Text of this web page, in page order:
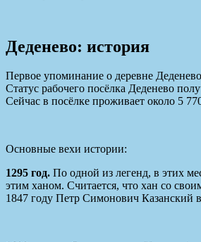
Деденево: история
Первое упоминание о деревне
Статус рабочего посёлка Деденево
Сейчас в посёлке проживает около 5
Основные вехи истории:
1295 год. По одной из легенд, в этих
этим ханом. Считается, что хан со
1847 году Петр Симонович Казанский